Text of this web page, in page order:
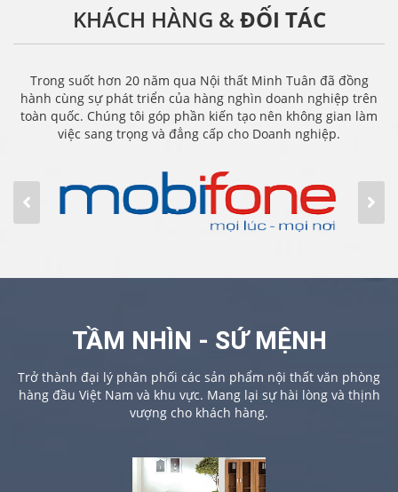
KHÁCH HÀNG &ĐỐI TÁC
Trong suốt hơn 20 năm qua Nội thất Minh Tuân đã đồng
hành cùng sự phát triển của hàng nghìn doanh nghiệp trên
toàn quốc. Chúng tôi góp phần kiến tạo nên không gian làm
việc sang trọng và đẳng cấp cho Doanh nghiệp.
TẦM NHÌN - SỨ MỆNH
Trở thành đại lý phân phối các sản phẩm nội thất văn phòng
hàng đầu Việt Nam và khu vực. Mang lại sự hài lòng và thịnh
vượng cho khách hàng.